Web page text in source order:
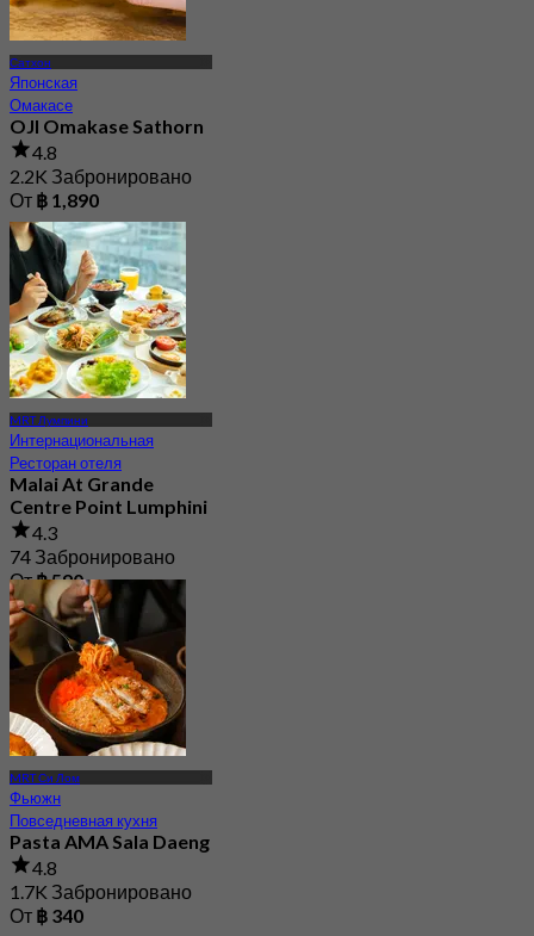
Сатхон
Японская
Омакасе
OJI Omakase Sathorn
4.8
2.2K Забронировано
От ฿ 1,890
MRT Лумпини
Интернациональная
Ресторан отеля
Malai At Grande
Centre Point Lumphini
4.3
74 Забронировано
От฿ 590
MRT Си Лом
Фьюжн
Повседневная кухня
Pasta AMA Sala Daeng
4.8
1.7K Забронировано
От ฿ 340